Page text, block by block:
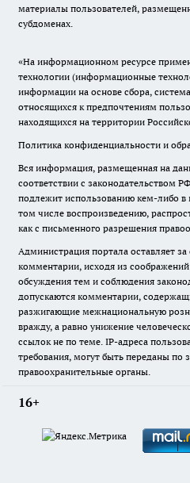
материалы пользователей,
субдоменах.
«На информационном ресурсе
технологии (информационные
информации на основе сбора,
относящихся к предпочтениям
находящихся на территории
Политика конфиденциальности и
Вся информация, размещенная на
соответствии с законодательством
подлежит использованию кем-либо
том числе воспроизведению,
как с письменного разрешения
Администрация портала оставляет
комментарии, исходя из
обсуждения тем и соблюдения
допускаются комментарии,
разжигающие межнациональную
вражду, а равно унижение
ссылок не по теме. IP-адреса
требования, могут быть переданы по
правоохранительные органы.
16+